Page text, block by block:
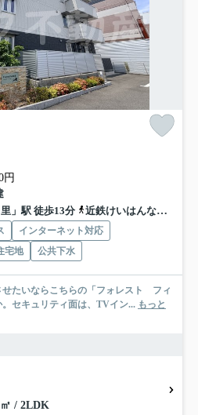
円
」駅 徒歩13分
近鉄けいはんな線「長田」駅 徒歩18分
インターネット対応
宅地 公共下水
たいならこちらの「フォレスト フィ
セキュリティ面は、TVイン... もっと
/ 2LDK